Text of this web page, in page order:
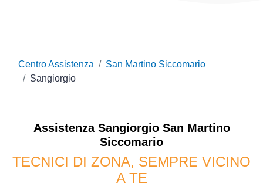
Centro Assistenza
San Martino Siccomario
Sangiorgio
Assistenza SangiorgioSan Martino
Siccomario
TECNICI DI ZONA, SEMPRE VICINO
A TE